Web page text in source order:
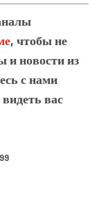
, чтобы не
и новости из
с нами
вас